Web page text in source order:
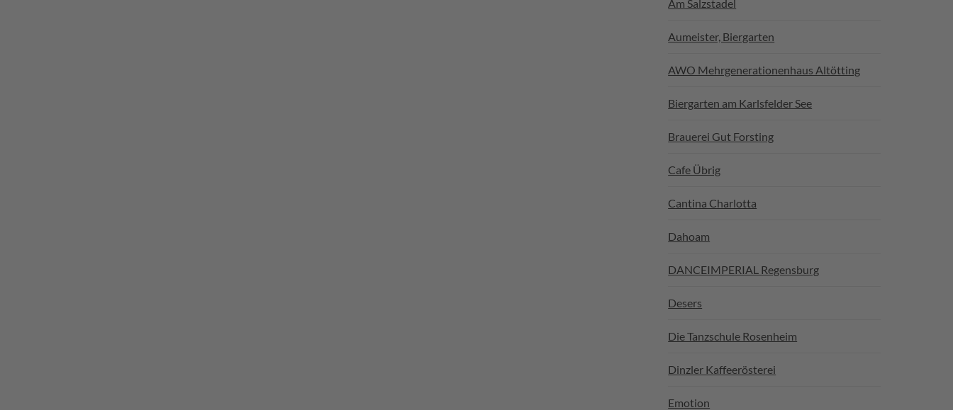
Am Salzstadel
Aumeister, Biergarten
AWO Mehrgenerationenhaus Altötting
Biergarten am Karlsfelder See
Brauerei Gut Forsting
Cafe Übrig
Cantina Charlotta
Dahoam
DANCEIMPERIAL Regensburg
Desers
Die Tanzschule Rosenheim
Dinzler Kaffeerösterei
Emotion